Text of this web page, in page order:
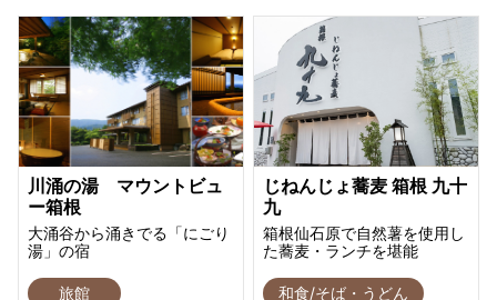
川涌の湯 マウントビュ
ー箱根
大涌谷から涌きでる「にごり
湯」の宿
旅館
じねんじょ蕎麦 箱根 九十
九
箱根仙石原で自然薯を使用し
た蕎麦・ランチを堪能
和食/そば・うどん